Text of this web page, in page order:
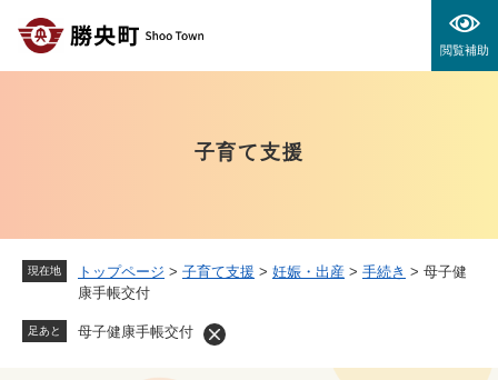
閲覧補助
子育て支援
現在地 トップページ > 子育て支援 > 妊娠・出産 > 手続き > 母子健
康手帳交付
足あと 母子健康手帳交付